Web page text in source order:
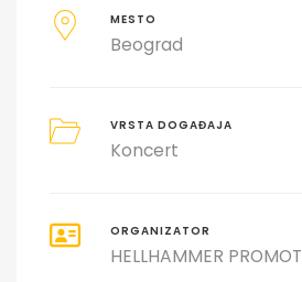
MESTO
Beograd
VRSTA DOGAĐAJA
Koncert
ORGANIZATOR
HELLHAMMER